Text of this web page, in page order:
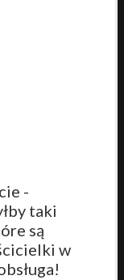
-
taki
są
w